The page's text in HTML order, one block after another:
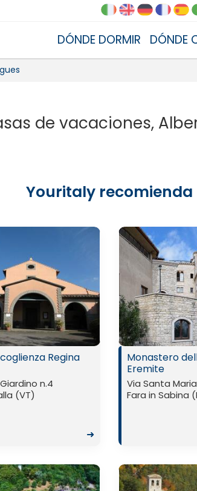
DÓNDE DORMIR DÓNDE
de vacaciones,
Youritaly recomienda
Regina
n.4
(VT)
➜
Monastero
Eremite
Via Santa
Fara in Sabina